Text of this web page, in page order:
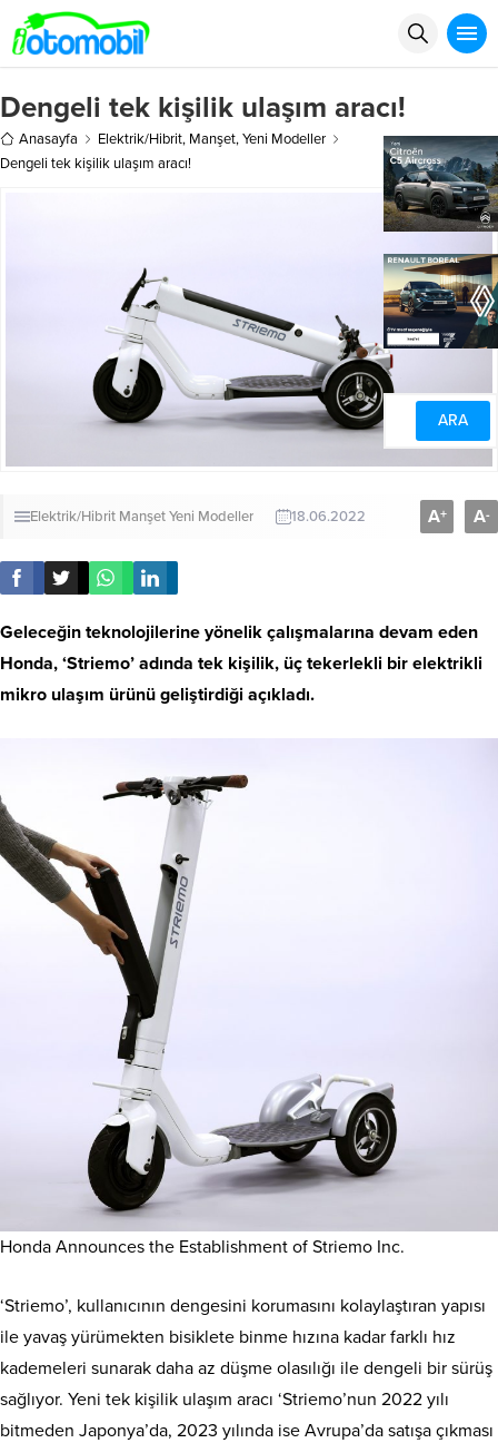
Dengeli tek kişilik ulaşım aracı!
Anasayfa Elektrik/Hibrit, Manşet,Yeni Modeller
Dengeli tek kişilik ulaşım aracı!
Elektrik/Hibrit ManşetYeni Modeller 18.06.2022 A+ A-
Geleceğin teknolojilerine yönelik çalışmalarına devam eden
Honda, ‘Striemo’ adında tek kişilik, üç tekerlekli bir elektrikli
mikro ulaşım ürünü geliştirdiği açıkladı.
Honda Announces the Establishment of Striemo Inc.
‘Striemo’, kullanıcının dengesini korumasını kolaylaştıran yapısı
ile yavaş yürümekten bisiklete binme hızına kadar farklı hız
kademeleri sunarak daha az düşme olasılığı ile dengeli bir sürüş
sağlıyor. Yeni tek kişilik ulaşım aracı ‘Striemo’nun 2022 yılı
bitmeden Japonya’da, 2023 yılında ise Avrupa’da satışa çıkması